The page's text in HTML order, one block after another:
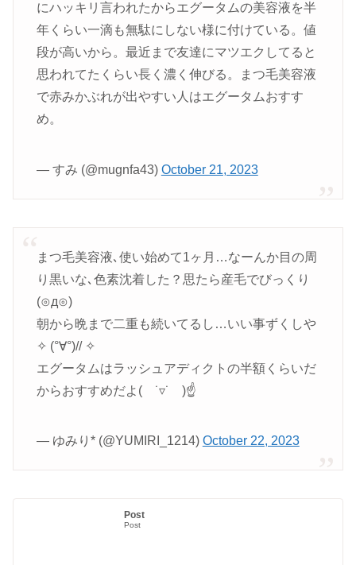
にハッキリ言われたからエグータムの美容液を半
年くらい一滴も無駄にしない様に付けている。値
段が高いから。最近まで友達にマツエクしてると
思われてたくらい長く濃く伸びる。まつ毛美容液
で赤みかぶれが出やすい人はエグータムおすす
め。
— すみ (@mugnfa43) October 21, 2023
まつ毛美容液､使い始めて1ヶ月…なーんか目の周
り黒いな､色素沈着した？思たら産毛でびっくり
(⊙д⊙)
朝から晩まで二重も続いてるし…いい事ずくしや
✧ (°∀°)// ✧
エグータムはラッシュアディクトの半額くらいだ
からおすすめだよ( ˙▿˙ )☝
— ゆみり* (@YUMIRI_1214) October 22, 2023
Post
Post